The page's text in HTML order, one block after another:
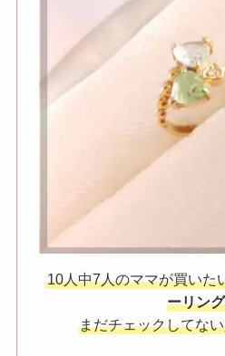
10人中7人のママが買いた
ーリン
まだチェックしてな